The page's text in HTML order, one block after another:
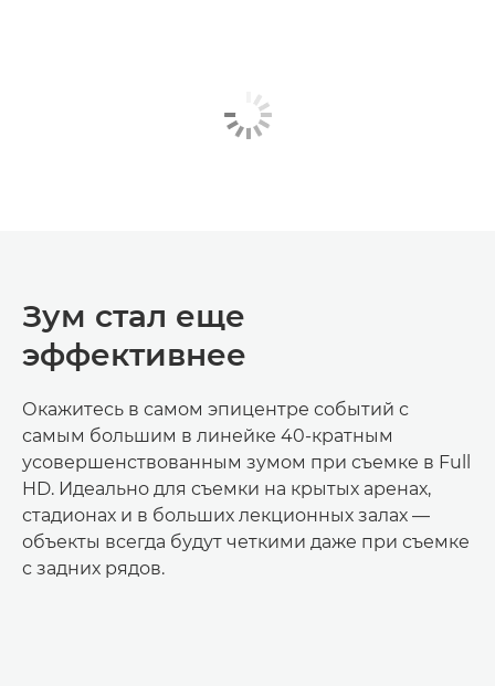
Зум стал еще
эффективнее
Окажитесь в самом эпицентре событий с
самым большим в линейке 40-кратным
усовершенствованным зумом при съемке в Full
HD. Идеально для съемки на крытых аренах,
стадионах и в больших лекционных залах —
объекты всегда будут четкими даже при съемке
с задних рядов.